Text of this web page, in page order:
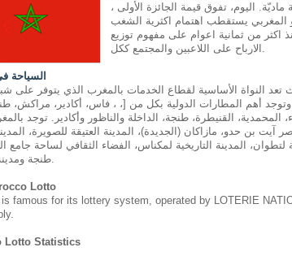
اليوم، تفوق قيمة الجائزة الأولى ،
المغربي يستقطب اهتمام اكثرية الشغب
اكثر من ثمانية اعوام على مفهوم توزيع
الارباح على اللاعبين والمجتمع ككل.
السياحة
تعد النواة الأساسية لقطاع الخدمات بالمغرب الذي يتوفر على
طولها إلى 59474 كلم و1813 كلم، وتوجد أهم المطارات الدولية بكل من [، ، فاس، أكادير،
القنيطرة، طنجة، الداخلة والناظور وأكادير. توجد
آيت بن حدو، مازاكان (الجديدة)، المدينة العتيقة للصويرة،
المدينة التاريخية لمكناس، الفضاء الثقافي لساحة جامع
طنجة ومدينة طانطان.
Lotto
is famous for its lottery system, operated by LOTERIE
Lotto Statistics